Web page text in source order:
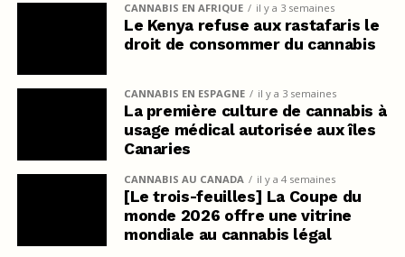
CANNABIS EN AFRIQUE il y a 3 semaines
Le Kenya refuse aux rastafaris le
droit de consommer du cannabis
CANNABIS EN ESPAGNE il y a 3 semaines
La première culture de cannabis à
usage médical autorisée aux îles
Canaries
CANNABIS AU CANADA il y a 4 semaines
[Le trois-feuilles] La Coupe du
monde 2026 offre une vitrine
mondiale au cannabis légal